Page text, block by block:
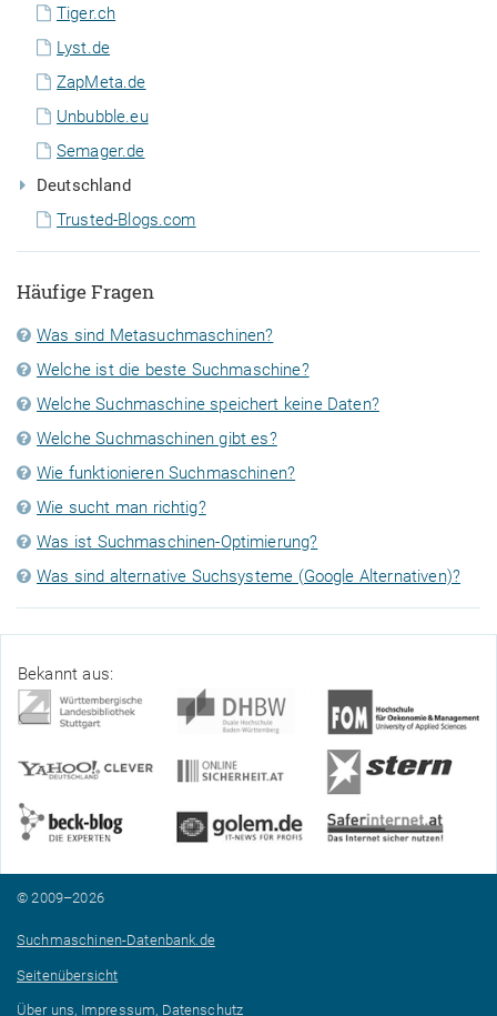
Tiger.ch
Lyst.de
ZapMeta.de
Unbubble.eu
Semager.de
Deutschland
Trusted-Blogs.com
Häufige Fragen
Was sind Metasuchmaschinen?
Welche ist die beste Suchmaschine?
Welche Suchmaschine speichert keine Daten?
Welche Suchmaschinen gibt es?
Wie funktionieren Suchmaschinen?
Wie sucht man richtig?
Was ist Suchmaschinen-Optimierung?
Was sind alternative Suchsysteme (Google Alternativen)?
Bekannt aus:
© 2009–2026
Suchmaschinen-Datenbank.de
Seitenübersicht
Über uns, Impressum, Datenschutz